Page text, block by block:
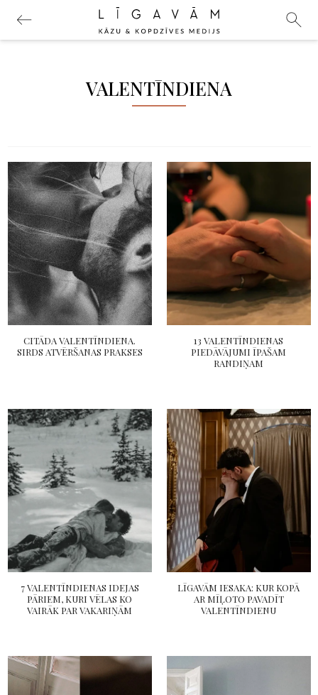
VALENTĪNDIENA
CITĀDA VALENTĪNDIENA.
SIRDS ATVĒRŠANAS PRAKSES
13 VALENTĪNDIENAS
PIEDĀVĀJUMI ĪPAŠAM
RANDIŅAM
7 VALENTĪNDIENAS IDEJAS
PĀRIEM, KURI VĒLAS KO
VAIRĀK PAR VAKARIŅĀM
LĪGAVĀM IESAKA: KUR KOPĀ
AR MĪĻOTO PAVADĪT
VALENTĪNDIENU